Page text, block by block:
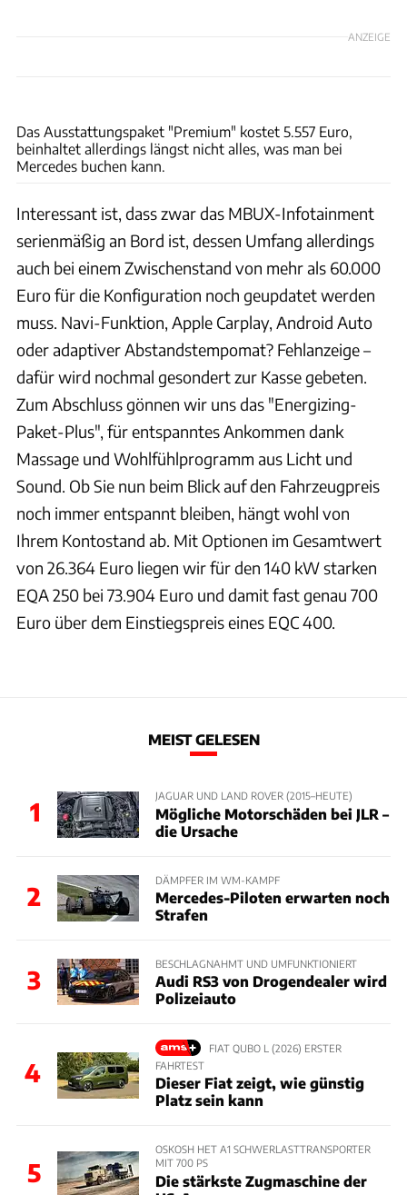
ANZEIGE
Das Ausstattungspaket "Premium" kostet 5.557 Euro,
beinhaltet allerdings längst nicht alles, was man bei
Mercedes buchen kann.
Interessant ist, dass zwar das MBUX-Infotainment
serienmäßig an Bord ist, dessen Umfang allerdings
auch bei einem Zwischenstand von mehr als 60.000
Euro für die Konfiguration noch geupdatet werden
muss. Navi-Funktion, Apple Carplay, Android Auto
oder adaptiver Abstandstempomat? Fehlanzeige –
dafür wird nochmal gesondert zur Kasse gebeten.
Zum Abschluss gönnen wir uns das "Energizing-
Paket-Plus", für entspanntes Ankommen dank
Massage und Wohlfühlprogramm aus Licht und
Sound. Ob Sie nun beim Blick auf den Fahrzeugpreis
noch immer entspannt bleiben, hängt wohl von
Ihrem Kontostand ab. Mit Optionen im Gesamtwert
von 26.364 Euro liegen wir für den 140 kW starken
EQA 250 bei 73.904 Euro und damit fast genau 700
Euro über dem Einstiegspreis eines EQC 400.
MEIST GELESEN
1
JAGUAR UND LAND ROVER (2015–HEUTE)
Mögliche Motorschäden bei JLR –
die Ursache
2
DÄMPFER IM WM-KAMPF
Mercedes-Piloten erwarten noch
Strafen
3
BESCHLAGNAHMT UND UMFUNKTIONIERT
Audi RS3 von Drogendealer wird
Polizeiauto
4
FIAT QUBO L (2026) ERSTER
FAHRTEST
Dieser Fiat zeigt, wie günstig
Platz sein kann
5
OSKOSH HET A1 SCHWERLASTTRANSPORTER
MIT 700 PS
Die stärkste Zugmaschine der